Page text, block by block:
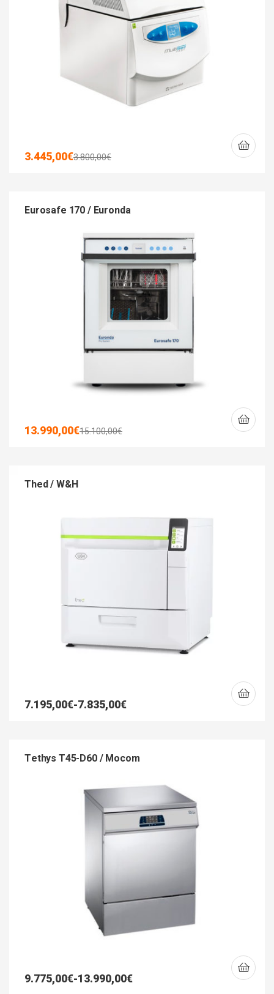
3.800,00€
3.445,00€
Eurosafe 170 / Euronda
15.100,00€
13.990,00€
Thed / W&H
7.195,00€-7.835,00€
Tethys T45-D60 / Mocom
9.775,00€-13.990,00€